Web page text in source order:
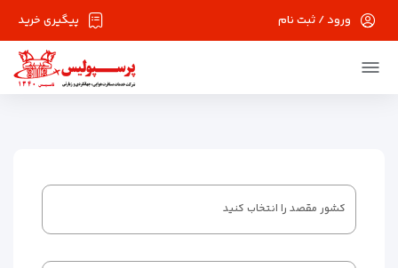
پیگیری خرید ورود / ثبت نام
کشور مقصد را انتخاب کنید